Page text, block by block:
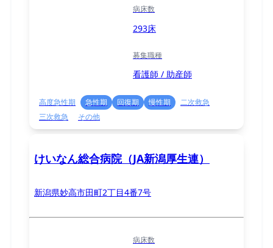
病床数
293床
募集職種
看護師 / 助産師
高度急性期 急性期 回復期 慢性期
二次救急
三次救急
その他
けいなん総合病院（JA新潟厚生連）
新潟県妙高市田町2丁目4番7号
病床数